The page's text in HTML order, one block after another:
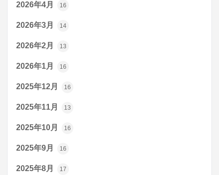
2026年4月 16
2026年3月 14
2026年2月 13
2026年1月 16
2025年12月 16
2025年11月 13
2025年10月 16
2025年9月 16
2025年8月 17